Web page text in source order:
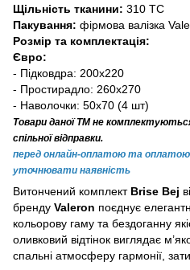
Щільність тканини: 310 TC
Пакування: фірмова валізка
Розмір та комплектація:
Євро:
- Підковдра: 200х220
- Простирадло: 260х270
- Наволочки: 50x70 (4 шт)
Товари даної ТМ не
спільної відправки.
перед онлайн-оплатою та оплатою
уточнювати наявність
Витончений комплект Brise Bej
бренду Valeron поєднує
кольорову гаму та бездоганну
оливковий відтінок виглядає
спальні атмосферу гармонії,